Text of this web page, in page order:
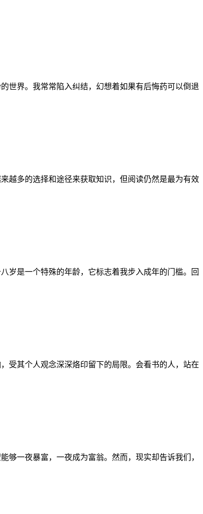
世界。我常常陷入纠结，幻想着如果有后悔药可以倒退
越多的选择和途径来获取知识，但阅读仍然是最为有效
岁是一个特殊的年龄，它标志着我步入成年的门槛。回
受其个人观念深深烙印留下的局限。会看书的人，站在
够一夜暴富，一夜成为富翁。然而，现实却告诉我们，